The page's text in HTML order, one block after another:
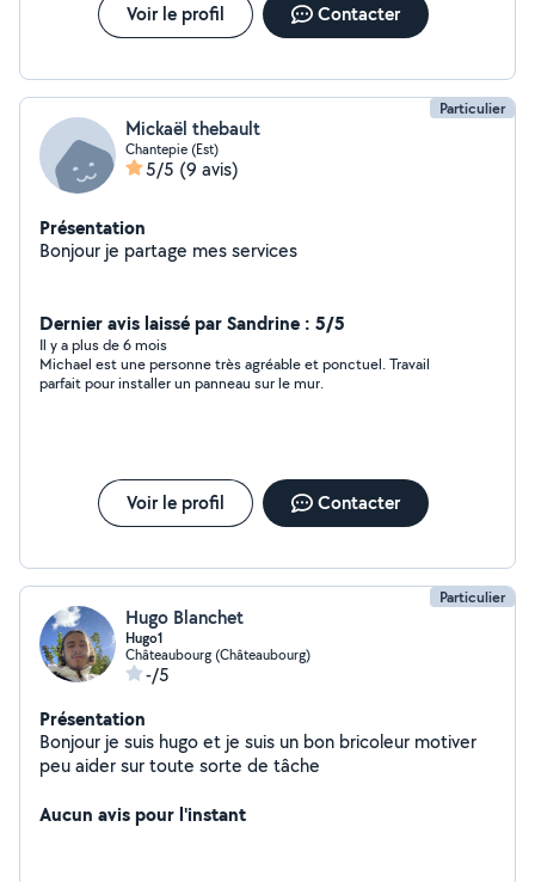
Voir le profil Contacter
Particulier
Mickaël thebault
Chantepie (Est)
5/5 (9 avis)
Présentation
Bonjour je partage mes services
Dernier avis laissé par Sandrine : 5/5
Il y a plus de 6 mois
Michael est une personne très agréable et ponctuel. Travail
parfait pour installer un panneau sur le mur.
Voir le profil Contacter
Particulier
Hugo Blanchet
Hugo1
Châteaubourg (Châteaubourg)
-/5
Présentation
Bonjour je suis hugo et je suis un bon bricoleur motiver
peu aider sur toute sorte de tâche
Aucun avis pour l'instant